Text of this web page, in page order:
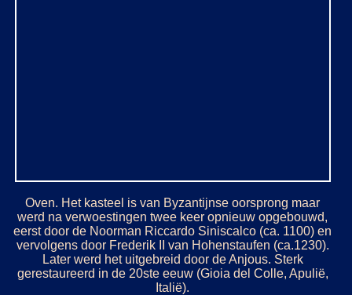
Oven. Het kasteel is van Byzantijnse oorsprong maar
werd na verwoestingen twee keer opnieuw opgebouwd,
eerst door de Noorman Riccardo Siniscalco (ca. 1100) en
vervolgens door Frederik II van Hohenstaufen (ca.1230).
Later werd het uitgebreid door de Anjous. Sterk
gerestaureerd in de 20ste eeuw (Gioia del Colle, Apulië,
Italië).